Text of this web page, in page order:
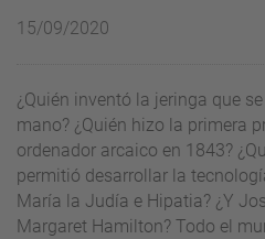
15/09/2020
¿Quién inventó la jeringa que
mano? ¿Quién hizo la primera
ordenador arcaico en 1843?
permitió desarrollar la
María la Judía e Hipatia? ¿Y
Margaret Hamilton? Todo el